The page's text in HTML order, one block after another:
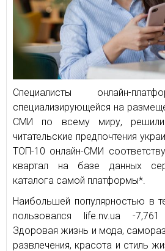
Специалисты онлайн-
специализирующейся на
СМИ по всему миру, решили
читательские предпочтения
ТОП-10 онлайн-СМИ
квартал на базе данных
каталога самой платформы*.
Наибольшей популярностью в
пользовался life.nv.ua -
Здоровая жизнь и мода,
развлечения, красота и стиль